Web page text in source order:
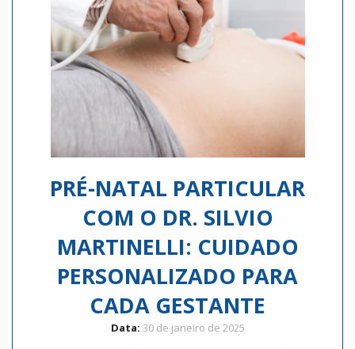
PRÉ-NATAL PARTICULAR
COM O DR. SILVIO
MARTINELLI: CUIDADO
PERSONALIZADO PARA
CADA GESTANTE
Data: 30 de janeiro de 2025